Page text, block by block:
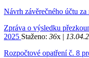
Návrh závěrečného účtu
Zpráva o výsledku
2025 Staženo: 36x |
Rozpočtové opatření č. 8